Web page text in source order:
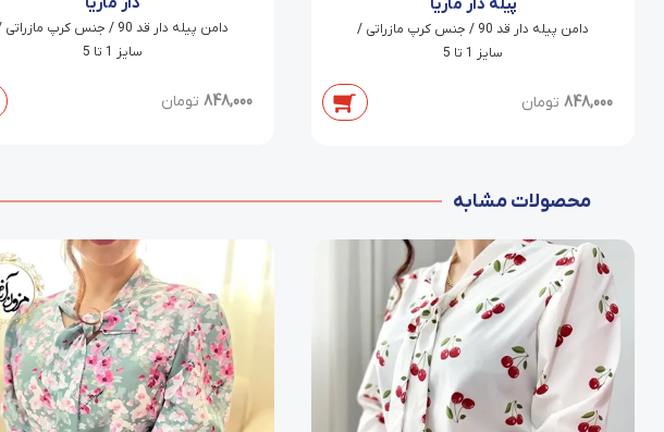
پیله دار ماریا
دامن پیله دار قد 90 / جنس کرپ مازراتی /
سایز 1 تا 5
848,000 تومان
دامن پیله دار قد 90 / جنس کرپ
سایز 1 تا 5
848,000 تومان
محصولات مشابه